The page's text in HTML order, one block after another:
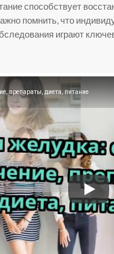
способствует
помнить, что
играют
препараты, диета, питание